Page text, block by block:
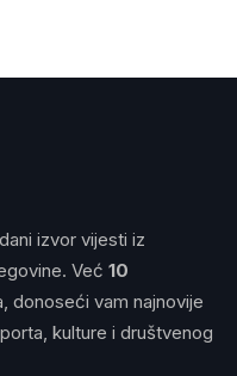
izvor vijesti iz
Već 10
donoseći vam najnovije
kulture i društvenog